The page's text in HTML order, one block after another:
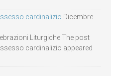
cardinalizio Dicembre
Liturgiche The post
cardinalizio appeared